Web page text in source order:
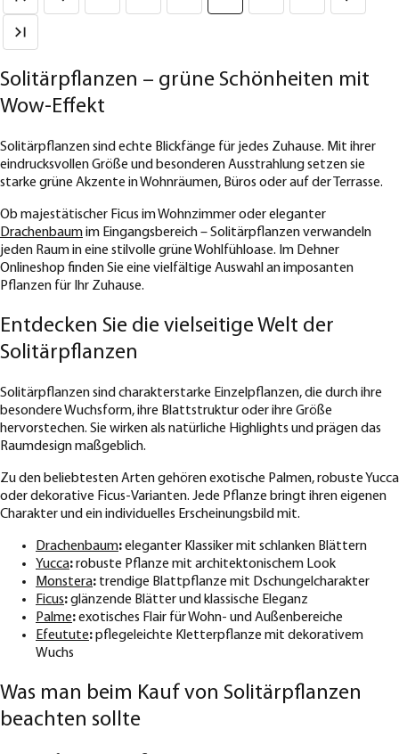
Solitärpflanzen – grüne Schönheiten mit
Wow-Effekt
Solitärpflanzen sind echte Blickfänge für jedes Zuhause. Mit ihrer
eindrucksvollen Größe und besonderen Ausstrahlung setzen sie
starke grüne Akzente in Wohnräumen, Büros oder auf der Terrasse.
Ob majestätischer Ficus im Wohnzimmer oder eleganter
Drachenbaumim Eingangsbereich – Solitärpflanzen verwandeln
jeden Raum in eine stilvolle grüne Wohlfühloase. Im Dehner
Onlineshop finden Sie eine vielfältige Auswahl an imposanten
Pflanzen für Ihr Zuhause.
Entdecken Sie die vielseitige Welt der
Solitärpflanzen
Solitärpflanzen sind charakterstarke Einzelpflanzen, die durch ihre
besondere Wuchsform, ihre Blattstruktur oder ihre Größe
hervorstechen. Sie wirken als natürliche Highlights und prägen das
Raumdesign maßgeblich.
Zu den beliebtesten Arten gehören exotische Palmen, robuste Yucca
oder dekorative Ficus-Varianten. Jede Pflanze bringt ihren eigenen
Charakter und ein individuelles Erscheinungsbild mit.
Drachenbaum:eleganter Klassiker mit schlanken Blättern
Yucca:robuste Pflanze mit architektonischem Look
Monstera: trendige Blattpflanze mit Dschungelcharakter
Ficus:glänzende Blätter und klassische Eleganz
Palme:exotisches Flair für Wohn- und Außenbereiche
Efeutute:pflegeleichte Kletterpflanze mit dekorativem
Wuchs
Was man beim Kauf von Solitärpflanzen
beachten sollte